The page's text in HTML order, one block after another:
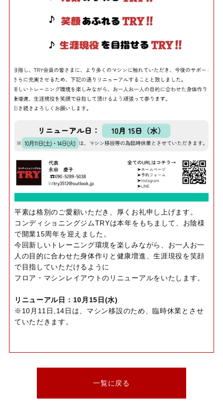
平素は格別のご愛顧いただき、厚くお礼申し上げます。
コンディショニングジムTRYは本年をもちまして、お陰様
で開業15周年を迎えました。
今回新しいトレーニング環境を楽しみながら、お一人お一
人の目的に合わせた身体作りと健康増進、生涯現役を笑顔
で目指していただけるように
フロア・マシンレイアウトのリニューアルをいたします。
リニューアル日：10月15日(水)
※10月11日,14日は、マシン移設のため、臨時休業とさせ
ていただきます。
一覧に戻る